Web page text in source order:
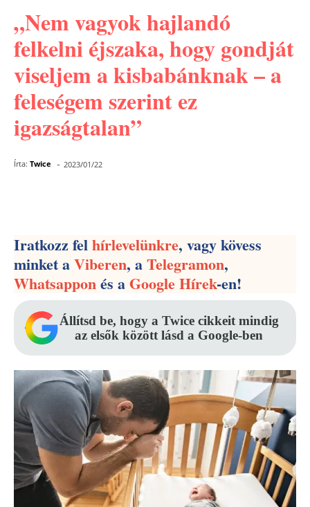
„Nem vagyok hajlandó
felkelni éjszaka, hogy gondját
viseljem a kisbabánknak – a
feleségem szerint ez
igazságtalan”
Írta: Twice - 2023/01/22
Iratkozz felhírlevelünkre, vagy kövess
minket aViberen, aTelegramon,
Whatsapponés aGoogle Hírek-en!
Állítsd be, hogy a Twice cikkeit mindig
az elsők között lásd a Google-ben